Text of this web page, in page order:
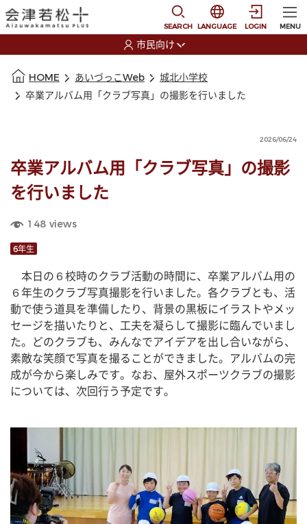
SEARCH
選択すると言語の切
LANGUAGE LOGIN MENU
市民向け
HOME あいづっこWeb
城北小学校
卒業アルバム用「クラブ写真」の撮影を行いました
2026/06/24
卒業アルバム用「クラブ写真」の撮影
を行いました
148 views
6年生
本日の６校時のクラブ活動の時間に、卒業アルバム用の
６年生のクラブ写真撮影を行いました。各クラブとも、活
動で使う道具を準備したり、背景の黒板にイラストやメッ
セージを描いたりと、工夫を凝らして撮影に臨んでいまし
た。どのクラブも、みんなでアイデアを出し合いながら、
素敵な笑顔で写真を撮ることができました。アルバムの完
成が今から楽しみです。なお、屋外スポーツクラブの撮影
については、次回行う予定です。